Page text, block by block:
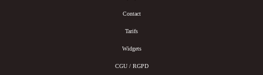
Contact
Tarifs
Widgets
CGU / RGPD